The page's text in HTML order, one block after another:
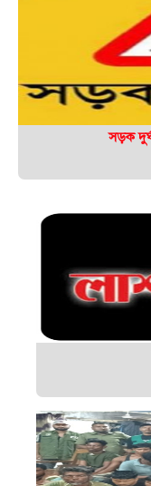
সড়ক